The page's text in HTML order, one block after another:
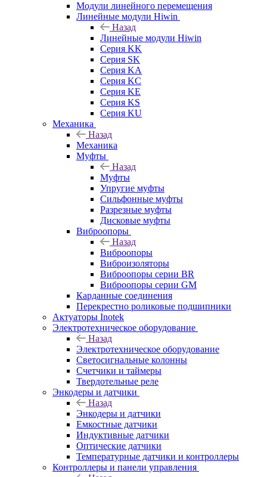
Модули линейного перемещения
Линейные модули Hiwin
Назад
Линейные модули Hiwin
Серия KK
Серия SK
Серия KA
Серия KC
Серия KE
Серия KS
Серия KU
Механика
Назад
Механика
Муфты
Назад
Муфты
Упругие муфты
Сильфонные муфты
Разрезные муфты
Дисковые муфты
Виброопоры
Назад
Виброопоры
Виброизоляторы
Виброопоры серии BR
Виброопоры серии GM
Карданные соединения
Перекрестно роликовые подшипники
Актуаторы Inotek
Электротехническое оборудование
Назад
Электротехническое оборудование
Светосигнальные колонны
Счетчики и таймеры
Твердотельные реле
Энкодеры и датчики
Назад
Энкодеры и датчики
Емкостные датчики
Индуктивные датчики
Оптические датчики
Температурные датчики и контроллеры
Контроллеры и панели управления